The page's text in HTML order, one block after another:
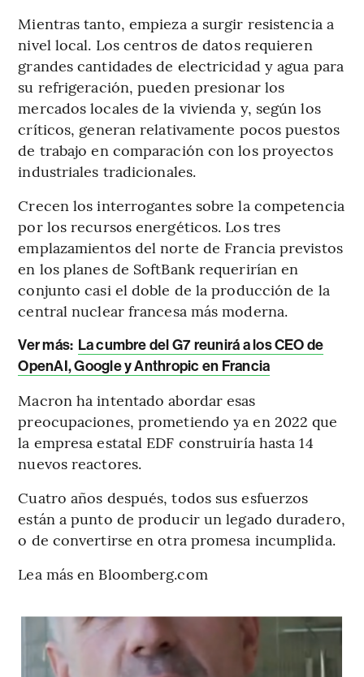
Mientras tanto, empieza a surgir resistencia a
nivel local. Los centros de datos requieren
grandes cantidades de electricidad y agua para
su refrigeración, pueden presionar los
mercados locales de la vivienda y, según los
críticos, generan relativamente pocos puestos
de trabajo en comparación con los proyectos
industriales tradicionales.
Crecen los interrogantes sobre la competencia
por los recursos energéticos. Los tres
emplazamientos del norte de Francia previstos
en los planes de SoftBank requerirían en
conjunto casi el doble de la producción de la
central nuclear francesa más moderna.
Ver más: La cumbre del G7 reunirá a los CEO de
OpenAI, Google y Anthropic en Francia
Macron ha intentado abordar esas
preocupaciones, prometiendo ya en 2022 que
la empresa estatal EDF construiría hasta 14
nuevos reactores.
Cuatro años después, todos sus esfuerzos
están a punto de producir un legado duradero,
o de convertirse en otra promesa incumplida.
Lea más en Bloomberg.com